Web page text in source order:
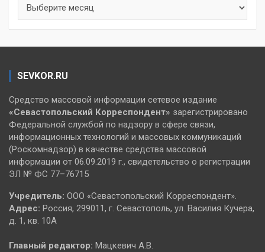
SEVKOR.RU
Средство массовой информации сетевое издание
«Севастопольский Корреспондент» зарегистрировано
Федеральной службой по надзору в сфере связи,
информационных технологий и массовых коммуникаций
(Роскомнадзор) в качестве средства массовой
информации от 06.09.2019 г., свидетельство о регистрации
ЭЛ № ФС 77–76715
Учредитель: ООО «Севастопольский Корреспондент».
Адрес: Россия, 299011, г. Севастополь, ул. Василия Кучера,
д. 1, кв. 10А
Главный редактор: Мацкевич А.В.